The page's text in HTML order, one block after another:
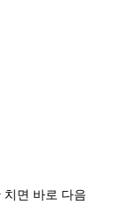
면 바로 다음